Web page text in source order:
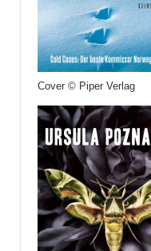
Cover © Piper Verlag